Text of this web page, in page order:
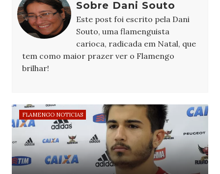
Sobre Dani Souto
Este post foi escrito pela Dani
Souto, uma flamenguista
carioca, radicada em Natal, que
tem como maior prazer ver o Flamengo
brilhar!
FLAMENGO NOTICIAS